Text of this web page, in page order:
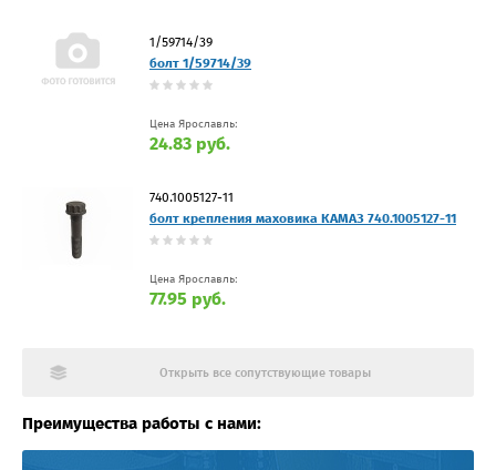
1/59714/39
болт 1/59714/39
Цена Ярославль:
24.83 руб.
740.1005127-11
болт крепления маховика КАМАЗ 740.1005127-11
Цена Ярославль:
77.95 руб.
Открыть все сопутствующие товары
Преимущества работы с нами: